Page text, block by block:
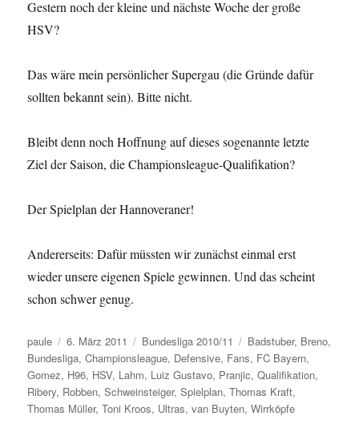
Gestern noch der kleine und nächste Woche der große
HSV?
Das wäre mein persönlicher Supergau (die Gründe dafür
sollten bekannt sein). Bitte nicht.
Bleibt denn noch Hoffnung auf dieses sogenannte letzte
Ziel der Saison, die Championsleague-Qualifikation?
Der Spielplan der Hannoveraner!
Andererseits: Dafür müssten wir zunächst einmal erst
wieder unsere eigenen Spiele gewinnen. Und das scheint
schon schwer genug.
Autor
paule
Veröffentlicht
am
6. März 2011 Kategorien
Bundesliga 2010/11 Schlagwörter
Badstuber, Breno,
Bundesliga,Championsleague, Defensive, Fans, FC Bayern,
Gomez, H96, HSV, Lahm, Luiz Gustavo, Pranjic,Qualifikation,
Ribery, Robben,Schweinsteiger,Spielplan,Thomas Kraft,
Thomas Müller,Toni Kroos, Ultras,van Buyten,Wirrköpfe